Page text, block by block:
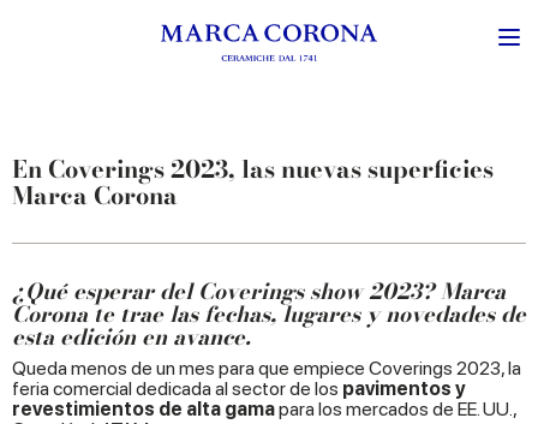
En Coverings 2023, las nuevas superficies
Marca Corona
¿Qué esperar del Coverings show 2023? Marca
Corona te trae las fechas, lugares y novedades de
esta edición en avance.
Queda menos de un mes para que empiece Coverings 2023, la
feria comercial dedicada al sector de los pavimentos y
revestimientos de alta gamapara los mercados de EE. UU.,